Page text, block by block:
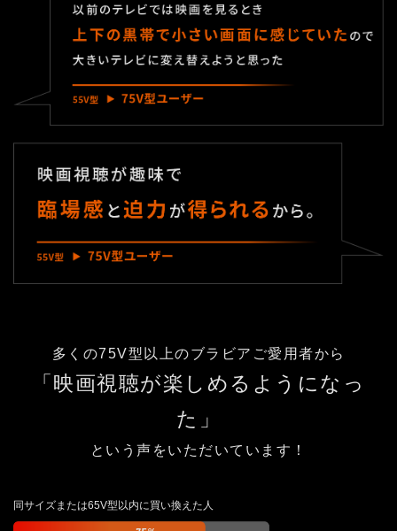
多くの75V型以上のブラビアご愛用者から
「映画視聴が楽しめるようになっ
た」
という声をいただいています！
同サイズまたは65V型以内に買い換えた人